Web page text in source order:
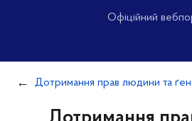
Офіційний